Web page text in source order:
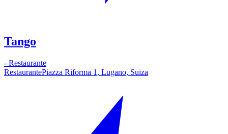
Tango
- Restaurante
RestaurantePiazza Riforma 1, Lugano, Suiza